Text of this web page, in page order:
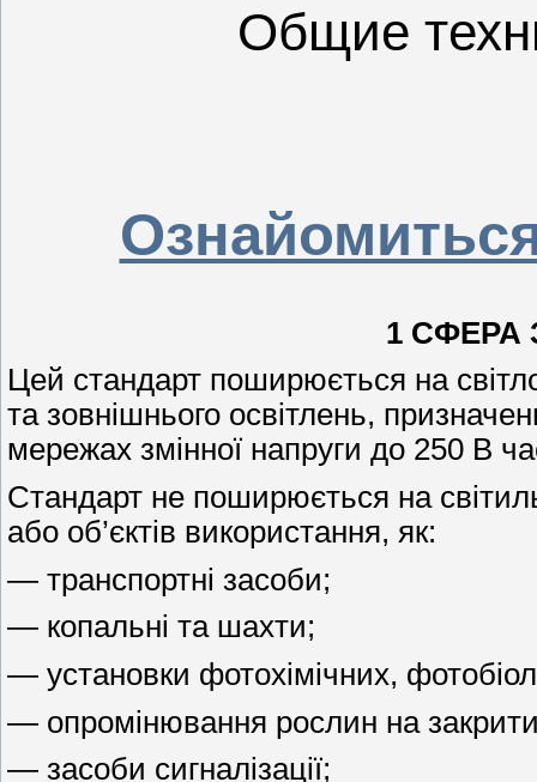
Общие
1 СФЕРА
Цей стандарт поширюється на
та зовнішнього освітлень,
мережах змінної напруги до 250 В
Стандарт не поширюється на
або об’єктів використання, як:
— транспортні засоби;
— копальні та шахти;
— установки фотохімічних,
— опромінювання рослин на
— засоби сигналізації;